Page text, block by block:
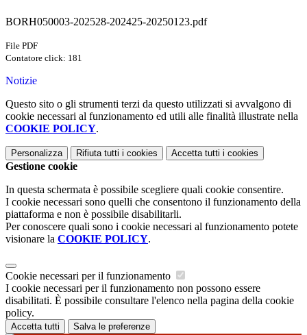
BORH050003-202528-202425-20250123.pdf
File PDF
Contatore click: 181
Notizie
Questo sito o gli strumenti terzi da questo utilizzati si avvalgono di
cookie necessari al funzionamento ed utili alle finalità illustrate nella
COOKIE POLICY.
Personalizza Rifiuta tutti i cookies Accetta tutti i cookies
Gestione cookie
In questa schermata è possibile scegliere quali cookie consentire.
I cookie necessari sono quelli che consentono il funzionamento della
piattaforma e non è possibile disabilitarli.
Per conoscere quali sono i cookie necessari al funzionamento potete
visionare la COOKIE POLICY.
Cookie necessari per il funzionamento
I cookie necessari per il funzionamento non possono essere
disabilitati. È possibile consultare l'elenco nella pagina della cookie
policy.
Accetta tutti Salva le preferenze